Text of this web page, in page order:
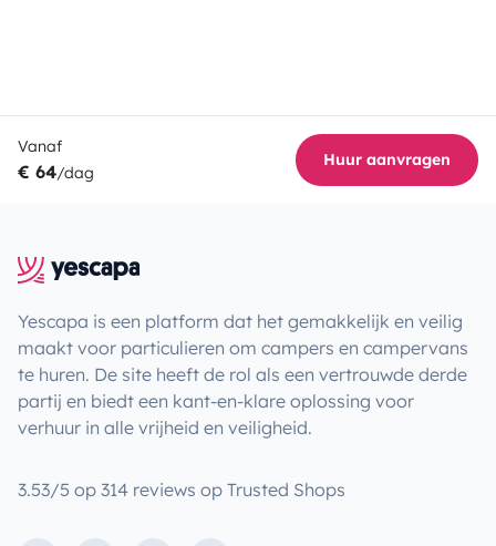
Vanaf
€ 64/dag
Huur aanvragen
Yescapa is een platform dat het gemakkelijk en veilig
maakt voor particulieren om campers en campervans
te huren. De site heeft de rol als een vertrouwde derde
partij en biedt een kant-en-klare oplossing voor
verhuur in alle vrijheid en veiligheid.
3.53/5 op 314 reviews op Trusted Shops